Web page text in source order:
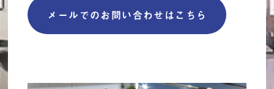
メールでのお問い合わせはこちら